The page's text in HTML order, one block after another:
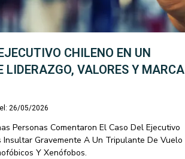
CHILENO EN UN
LIDERAZGO, VALORES Y MARCA
26/05/2026
Personas Comentaron El Caso Del Ejecutivo
Gravemente A Un Tripulante De Vuelo
Y Xenófobos.